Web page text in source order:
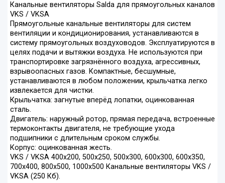
Канальные вентиляторы Salda для прямоугольных каналов
VKS / VKSA
Прямоугольные канальные вентиляторы для систем
вентиляции и кондиционирования, устанавливаются в
систему прямоугольных воздуховодов. Эксплуатируются в
целях подачи и вытяжки воздуха. Не используются при
транспортировке загрязнённого воздуха, агрессивных,
взрывоопасных газов. Компактные, бесшумные,
устанавливаются в любом положении, крыльчатка легко
извлекается для чистки.
Крыльчатка: загнутые вперёд лопатки, оцинкованная
сталь.
Двигатель: наружный ротор, прямая передача, встроенные
термоконтакты двигателя, не требующие ухода
подшипники с длительным сроком службы.
Корпус: оцинкованная жесть.
VKS / VKSA 400x200, 500x250, 500x300, 600x300, 600x350,
700x400, 800x500, 1000x500 Канальные вентиляторы VKS /
VKSA (250 Кб).